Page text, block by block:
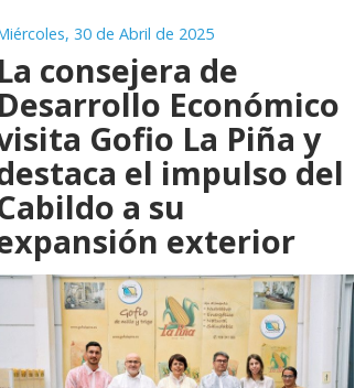
30 de Abril de 2025
La consejera de
Desarrollo Económico
Gofio La Piña y
el impulso del
a su
exterior